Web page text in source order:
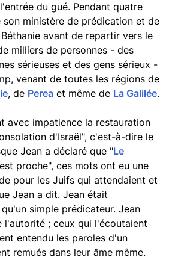
du gué. Pendant quatre
son ministère de prédication et de
avant de repartir vers le
milliers de personnes - des
sérieuses et des gens sérieux -
venant de toutes les régions de
, de Perea et même de La Galilée.
avec impatience la restauration
d'Israël", c'est-à-dire le
Jean a déclaré que "Le
est proche", ces mots ont eu une
pour les Juifs qui attendaient et
Jean a dit. Jean était
simple prédicateur. Jean
l'autorité ; ceux qui l'écoutaient
entendu les paroles d'un
remués dans leur âme même.